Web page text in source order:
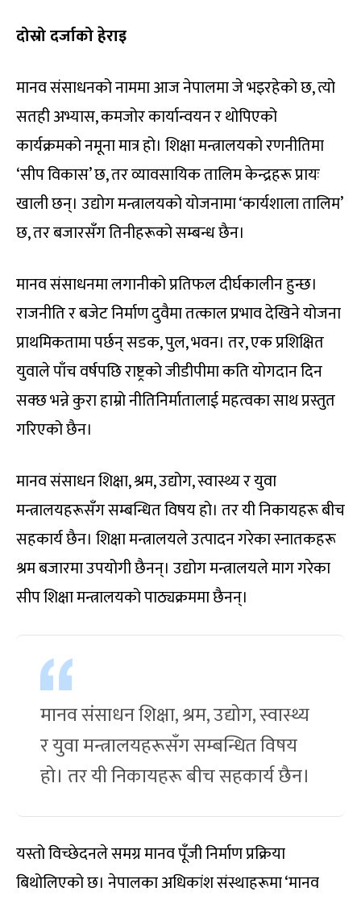
दोस्रो दर्जाको हेराइ
मानव संसाधनको नाममा आज नेपालमा जे भइरहेको छ, त्यो
सतही अभ्यास, कमजोर कार्यान्वयन र थोपिएको
कार्यक्रमको नमूना मात्र हो। शिक्षा मन्त्रालयको रणनीतिमा
‘सीप विकास’ छ, तर व्यावसायिक तालिम केन्द्रहरू प्रायः
खाली छन्। उद्योग मन्त्रालयको योजनामा ‘कार्यशाला तालिम’
छ, तर बजारसँग तिनीहरूको सम्बन्ध छैन।
मानव संसाधनमा लगानीको प्रतिफल दीर्घकालीन हुन्छ।
राजनीति र बजेट निर्माण दुवैमा तत्काल प्रभाव देखिने योजना
प्राथमिकतामा पर्छन् सडक, पुल, भवन। तर, एक प्रशिक्षित
युवाले पाँच वर्षपछि राष्ट्रको जीडीपीमा कति योगदान दिन
सक्छ भन्ने कुरा हाम्रो नीतिनिर्मातालाई महत्वका साथ प्रस्तुत
गरिएको छैन।
मानव संसाधन शिक्षा, श्रम, उद्योग, स्वास्थ्य र युवा
मन्त्रालयहरूसँग सम्बन्धित विषय हो। तर यी निकायहरू बीच
सहकार्य छैन। शिक्षा मन्त्रालयले उत्पादन गरेका स्नातकहरू
श्रम बजारमा उपयोगी छैनन्। उद्योग मन्त्रालयले माग गरेका
सीप शिक्षा मन्त्रालयको पाठ्यक्रममा छैनन्।
मानव संसाधन शिक्षा, श्रम, उद्योग, स्वास्थ्य
र युवा मन्त्रालयहरूसँग सम्बन्धित विषय
हो। तर यी निकायहरू बीच सहकार्य छैन।
यस्तो विच्छेदनले समग्र मानव पूँजी निर्माण प्रक्रिया
बिथोलिएको छ। नेपालका अधिकांश संस्थाहरूमा ‘मानव